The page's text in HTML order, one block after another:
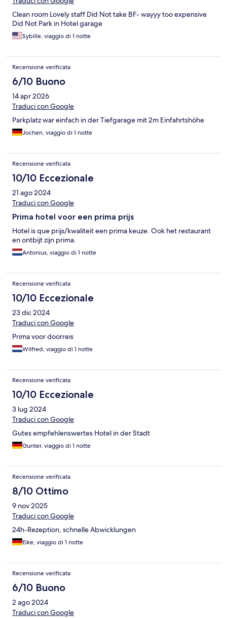
Clean room Lovely staff Did Not take BF- wayyy too expensive
Did Not Park in Hotel garage
Sybille, viaggio di 1 notte
Recensione verificata
6/10 Buono
14 apr 2026
Traduci con Google
Parkplatz war einfach in der Tiefgarage mit 2m Einfahrtshöhe
Jochen, viaggio di 1 notte
Recensione verificata
10/10 Eccezionale
21 ago 2024
Traduci con Google
Prima hotel voor een prima prijs
Hotel is que prijs/kwaliteit een prima keuze. Ook het restaurant
en ontbijt zijn prima.
Antonius, viaggio di 1 notte
Recensione verificata
10/10 Eccezionale
23 dic 2024
Traduci con Google
Prima voor doorreis
Wilfred, viaggio di 1 notte
Recensione verificata
10/10 Eccezionale
3 lug 2024
Traduci con Google
Gutes empfehlenswertes Hotel in der Stadt
Gunter, viaggio di 1 notte
Recensione verificata
8/10 Ottimo
9 nov 2025
Traduci con Google
24h-Rezeption, schnelle Abwicklungen
Eike, viaggio di 1 notte
Recensione verificata
6/10 Buono
2 ago 2024
Traduci con Google